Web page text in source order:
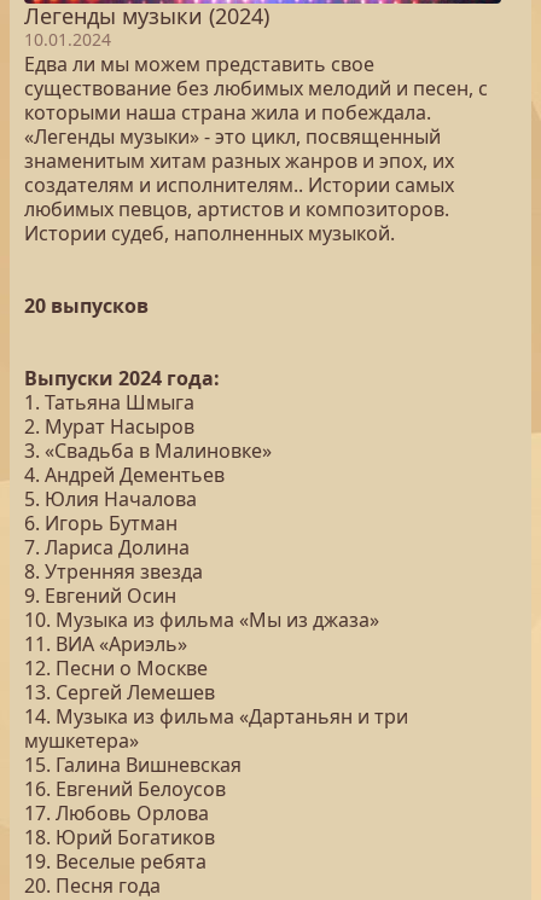
Легенды музыки (2024)
10.01.2024
Едва ли мы можем представить свое
существование без любимых мелодий и песен, с
которыми наша страна жила и побеждала.
«Легенды музыки» - это цикл, посвященный
знаменитым хитам разных жанров и эпох, их
создателям и исполнителям.. Истории самых
любимых певцов, артистов и композиторов.
Истории судеб, наполненных музыкой.
20 выпусков
Выпуски 2024 года:
1. Татьяна Шмыга
2. Мурат Насыров
3. «Свадьба в Малиновке»
4. Андрей Дементьев
5. Юлия Началова
6. Игорь Бутман
7. Лариса Долина
8. Утренняя звезда
9. Евгений Осин
10. Музыка из фильма «Мы из джаза»
11. ВИА «Ариэль»
12. Песни о Москве
13. Сергей Лемешев
14. Музыка из фильма «Дартаньян и три
мушкетера»
15. Галина Вишневская
16. Евгений Белоусов
17. Любовь Орлова
18. Юрий Богатиков
19. Веселые ребята
20. Песня года